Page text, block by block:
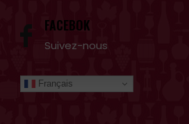
FACEBOK
Suivez-nous
Français